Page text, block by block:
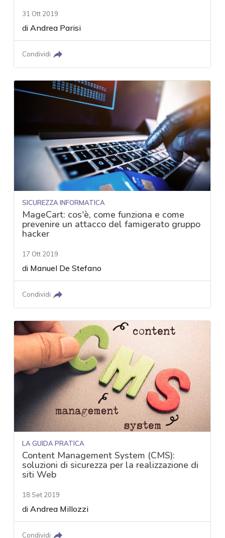
31 Ott 2019
diAndrea Parisi
Condividi
SICUREZZA INFORMATICA
MageCart: cos'è, come funziona e come
prevenire un attacco del famigerato gruppo
hacker
17 Ott 2019
di Manuel De Stefano
Condividi
LA GUIDA PRATICA
Content Management System (CMS):
soluzioni di sicurezza per la realizzazione di
siti Web
18 Set 2019
diAndrea Millozzi
Condividi